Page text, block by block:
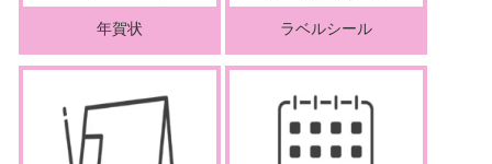
年賀状 ラベルシール